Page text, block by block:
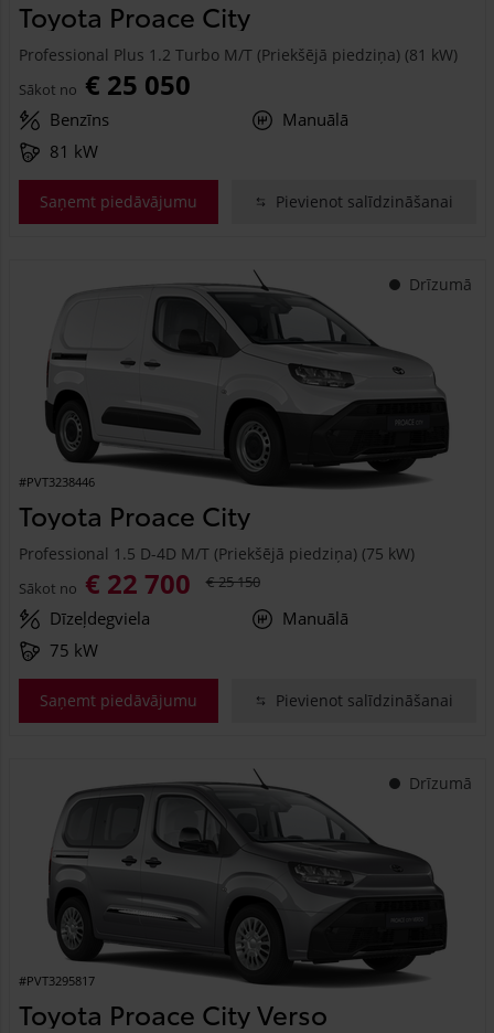
Toyota Proace City
Professional Plus 1.2 Turbo M/T (Priekšējā piedziņa) (81 kW)
Sākot no € 25 050
Benzīns
Manuālā
81 kW
Saņemt piedāvājumu Pievienot salīdzināšanai
Drīzumā
#PVT3238446
Toyota Proace City
Professional 1.5 D-4D M/T (Priekšējā piedziņa) (75 kW)
Sākot no € 22 700 € 25 150
Dīzeļdegviela
Manuālā
75 kW
Saņemt piedāvājumu Pievienot salīdzināšanai
Drīzumā
#PVT3295817
Toyota Proace City Verso